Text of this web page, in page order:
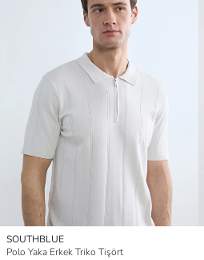
SOUTHBLUE
Polo Yaka Erkek Triko Tişört